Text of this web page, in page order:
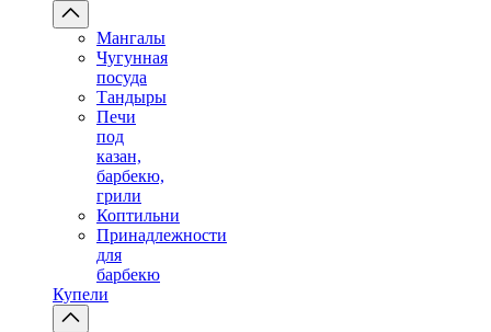
Мангалы
Чугунная
посуда
Тандыры
Печи
под
казан,
барбекю,
грили
Коптильни
Принадлежности
для
барбекю
Купели